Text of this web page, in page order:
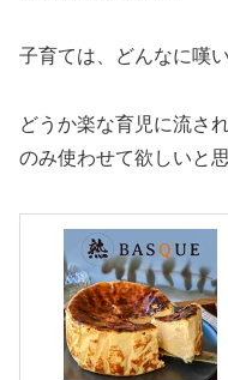
子育ては、どんなに嘆
どうか楽な育児に流さ
のみ使わせて欲しいと思